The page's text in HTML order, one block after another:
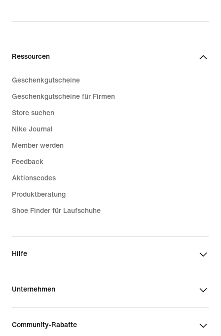
Ressourcen
Geschenkgutscheine
Geschenkgutscheine für Firmen
Store suchen
Nike Journal
Member werden
Feedback
Aktionscodes
Produktberatung
Shoe Finder für Laufschuhe
Hilfe
Unternehmen
Community-Rabatte